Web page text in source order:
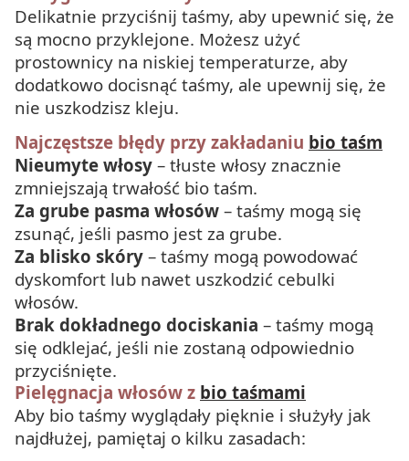
Delikatnie przyciśnij taśmy, aby upewnić się, że
są mocno przyklejone. Możesz użyć
prostownicy na niskiej temperaturze, aby
dodatkowo docisnąć taśmy, ale upewnij się, że
nie uszkodzisz kleju.
Najczęstsze błędy przy zakładaniu bio taśm
Nieumyte włosy – tłuste włosy znacznie
zmniejszają trwałość bio taśm.
Za grube pasma włosów – taśmy mogą się
zsunąć, jeśli pasmo jest za grube.
Za blisko skóry – taśmy mogą powodować
dyskomfort lub nawet uszkodzić cebulki
włosów.
Brak dokładnego dociskania – taśmy mogą
się odklejać, jeśli nie zostaną odpowiednio
przyciśnięte.
Pielęgnacja włosów z bio taśmami
Aby bio taśmy wyglądały pięknie i służyły jak
najdłużej, pamiętaj o kilku zasadach: